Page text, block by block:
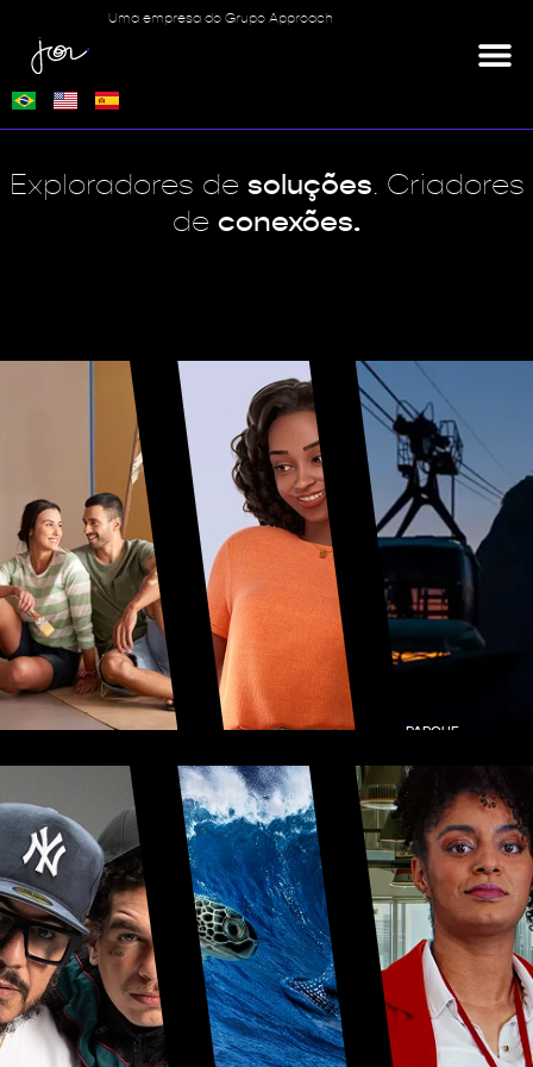
Uma empresa do Grupo Approach
Exploradores de soluções. Criadores
de conexões.
ABIQUIM
SUPERGASBRA
S – CAMPANHA
10/10
PARQUE
BONDINHO
PÃO DE
AÇÚCAR®